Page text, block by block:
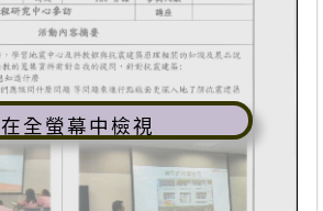
在全螢幕中檢視